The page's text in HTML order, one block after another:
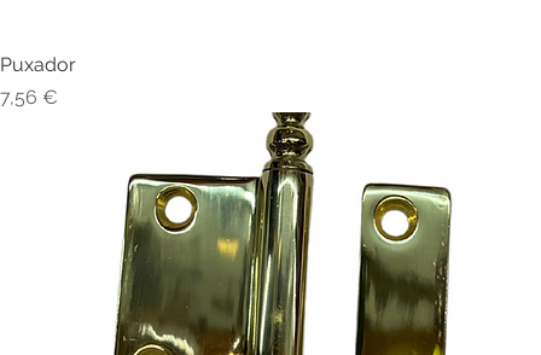
Puxador
Preço
7,56 €